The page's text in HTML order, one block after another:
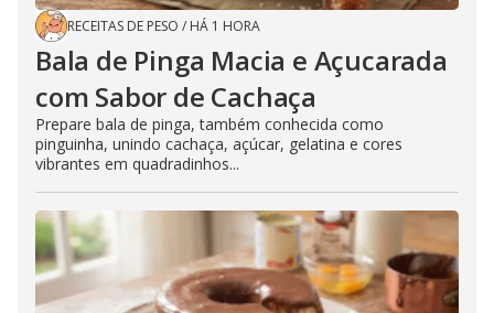
RECEITAS DE PESO / HÁ 1 HORA
Bala de Pinga Macia e Açucarada
com Sabor de Cachaça
Prepare bala de pinga, também conhecida como
pinguinha, unindo cachaça, açúcar, gelatina e cores
vibrantes em quadradinhos...